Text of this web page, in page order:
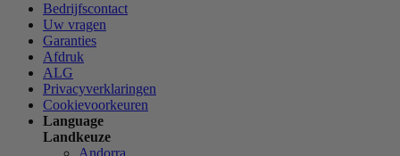
Bedrijfscontact
Uw vragen
Garanties
Afdruk
ALG
Privacyverklaringen
Cookievoorkeuren
Language
Landkeuze